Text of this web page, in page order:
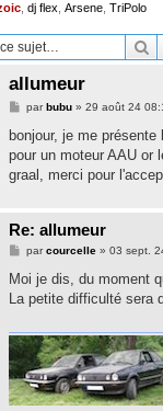
dj flex Arsene TriPolo
allumeur
M
s
a
g
parbubu» 29 août 24
bonjour, je me
pour un moteur AAU or
graal, merci pour
Re: allumeur
M
s
a
parcourcelle» 03 sept.
Moi je dis, du moment
La petite difficulté sera